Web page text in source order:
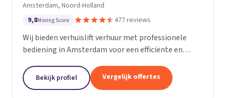
Amsterdam, Noord-Holland
9,8Moving Score 477 reviews
Wij bieden verhuislift verhuur met professionele
bediening in Amsterdam voor een efficiënte en
Bekijk profiel Vergelijk offertes